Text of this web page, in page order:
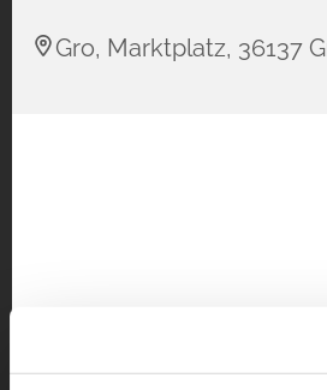
Gro, Marktplatz, 36137